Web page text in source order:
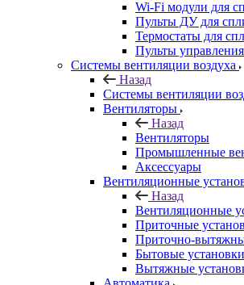
Wi-Fi модули для
Пульты ДУ для
Термостаты для
Пульты
Системы вентиляции воздуха
Назад
Системы вентиляции
Вентиляторы
Назад
Вентиляторы
Промышленные
Аксессуары
Вентиляционные
Назад
Вентиляционные
Приточные
Приточно-
Бытовые установки
Вытяжные